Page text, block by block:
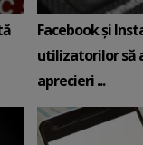
Facebook şi
utilizatorilor să
aprecieri ...